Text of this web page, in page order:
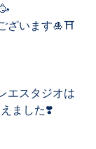
ざいます🎍⛩
エスタジオは
ました❣️